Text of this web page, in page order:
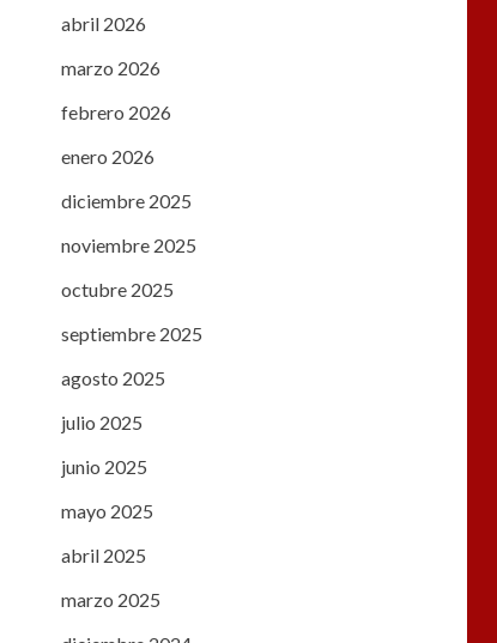
abril 2026
marzo 2026
febrero 2026
enero 2026
diciembre 2025
noviembre 2025
octubre 2025
septiembre 2025
agosto 2025
julio 2025
junio 2025
mayo 2025
abril 2025
marzo 2025